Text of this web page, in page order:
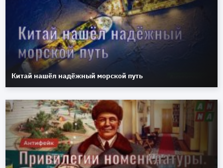
Китай нашёл надёжный морской путь